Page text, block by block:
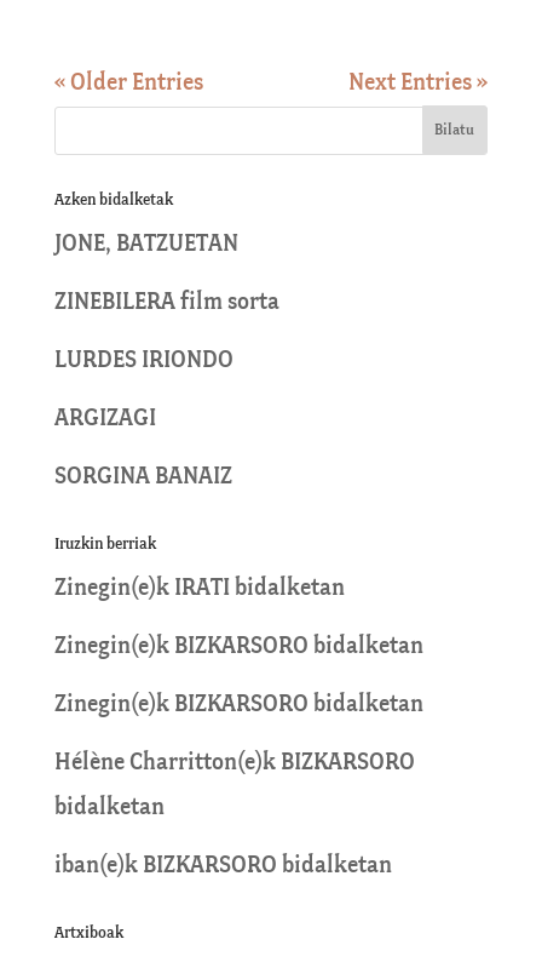
« Older Entries Next Entries »
Azken bidalketak
JONE, BATZUETAN
ZINEBILERA film sorta
LURDES IRIONDO
ARGIZAGI
SORGINA BANAIZ
Iruzkin berriak
Zinegin(e)k IRATI bidalketan
Zinegin(e)k BIZKARSORO bidalketan
Zinegin(e)k BIZKARSORO bidalketan
Hélène Charritton(e)k BIZKARSORO
bidalketan
iban(e)k BIZKARSORO bidalketan
Artxiboak